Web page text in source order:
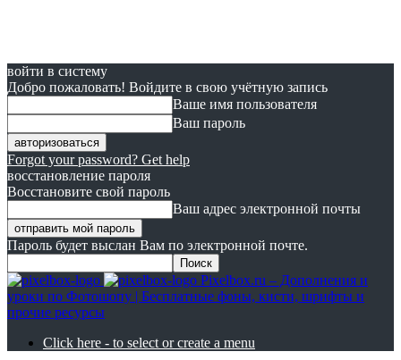
войти в систему
Добро пожаловать! Войдите в свою учётную запись
Ваше имя пользователя
Ваш пароль
Forgot your password? Get help
восстановление пароля
Восстановите свой пароль
Ваш адрес электронной почты
Пароль будет выслан Вам по электронной почте.
Pixelbox.ru – Дополнения и
уроки по Фотошопу | Бесплатные фоны, кисти, шрифты и
прочие ресурсы
Click here - to select or create a menu